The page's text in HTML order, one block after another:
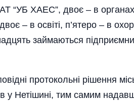
“УБ ХАЕС”, двоє – в
– в освіті, п’ятеро – в
займаються
протокольні рішення
у Нетішині, тим самим